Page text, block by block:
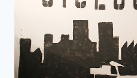
DE
CICLOVIAS
EM
SÃO
PAULO